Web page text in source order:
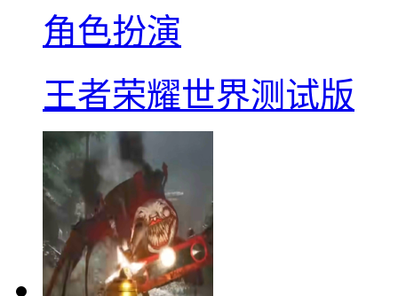
角色扮演
王者荣耀世界测试版